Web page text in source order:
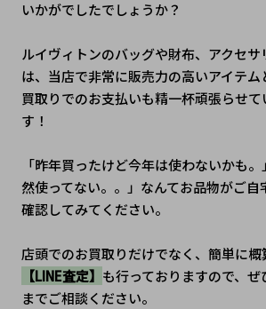
いかがでしたでしょうか？
ルイヴィトンのバッグや財布、アクセサ
は、当店で非常に販売力の高いアイテム
買取りでのお支払いも精一杯頑張らせ
す！
「昨年買ったけど今年は使わないかも
然使ってない。。」なんてお品物がご自
確認してみてください。
店頭でのお買取りだけでなく、簡単に概
【LINE査定】 も行っておりますので、
までご相談ください。